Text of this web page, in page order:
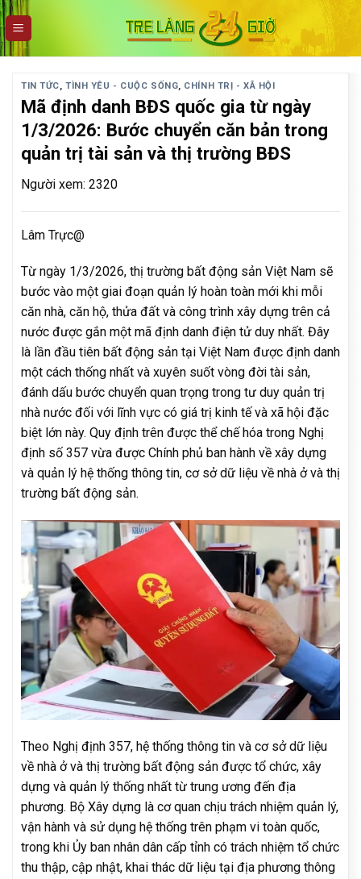
Skip
to
content
TIN TỨC,TÌNH YÊU - CUỘC SỐNG, CHÍNH TRỊ - XÃ HỘI
Mã định danh BĐS quốc gia từ ngày
1/3/2026: Bước chuyển căn bản trong
quản trị tài sản và thị trường BĐS
Người xem: 2320
Lâm Trực@
Từ ngày 1/3/2026, thị trường bất động sản Việt Nam sẽ
bước vào một giai đoạn quản lý hoàn toàn mới khi mỗi
căn nhà, căn hộ, thửa đất và công trình xây dựng trên cả
nước được gắn một mã định danh điện tử duy nhất. Đây
là lần đầu tiên bất động sản tại Việt Nam được định danh
một cách thống nhất và xuyên suốt vòng đời tài sản,
đánh dấu bước chuyển quan trọng trong tư duy quản trị
nhà nước đối với lĩnh vực có giá trị kinh tế và xã hội đặc
biệt lớn này. Quy định trên được thể chế hóa trong Nghị
định số 357 vừa được Chính phủ ban hành về xây dựng
và quản lý hệ thống thông tin, cơ sở dữ liệu về nhà ở và thị
trường bất động sản.
Theo Nghị định 357, hệ thống thông tin và cơ sở dữ liệu
về nhà ở và thị trường bất động sản được tổ chức, xây
dựng và quản lý thống nhất từ trung ương đến địa
phương. Bộ Xây dựng là cơ quan chịu trách nhiệm quản lý,
vận hành và sử dụng hệ thống trên phạm vi toàn quốc,
trong khi Ủy ban nhân dân cấp tỉnh có trách nhiệm tổ chức
thu thập, cập nhật, khai thác dữ liệu tại địa phương thông